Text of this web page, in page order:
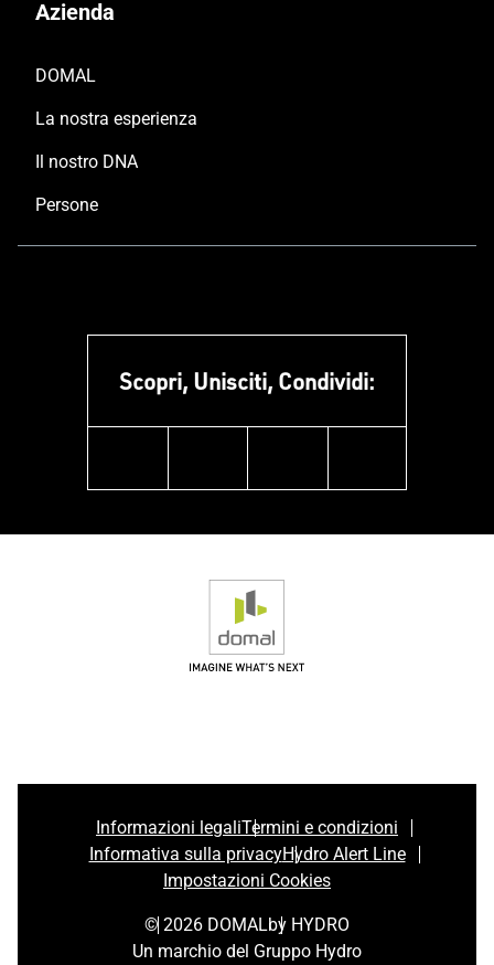
Azienda
DOMAL
La nostra esperienza
Il nostro DNA
Persone
Scopri, Unisciti, Condividi:
Informazioni legaliTermini e condizioni
Informativa sulla privacyHydro Alert Line
Impostazioni Cookies
© 2026 DOMALby HYDRO
Un marchio del Gruppo Hydro